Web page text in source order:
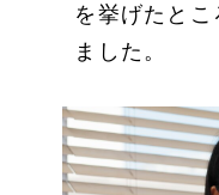
を挙げたと
ました。